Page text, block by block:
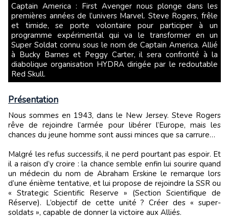
Captain America : First Avenger nous plonge dans les
premières années de l’univers Marvel. Steve Rogers, frêle
et timide, se porte volontaire pour participer à un
programme expérimental qui va le transformer en un
Super Soldat connu sous le nom de Captain America. Allié
à Bucky Barnes et Peggy Carter, il sera confronté à la
diabolique organisation HYDRA dirigée par le redoutable
Red Skull.
Présentation
Nous sommes en 1943, dans le New Jersey. Steve Rogers
rêve de rejoindre l’armée pour libérer l’Europe, mais les
chances du jeune homme sont aussi minces que sa carrure…
Malgré les refus successifs, il ne perd pourtant pas espoir. Et
il a raison d’y croire : la chance semble enfin lui sourire quand
un médecin du nom de Abraham Erskine le remarque lors
d’une énième tentative, et lui propose de rejoindre la SSR ou
« Strategic Scientific Reserve » (Section Scientifique de
Réserve). L’objectif de cette unité ? Créer des « super-
soldats », capable de donner la victoire aux Alliés.